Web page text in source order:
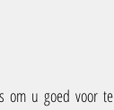
om u goed voor